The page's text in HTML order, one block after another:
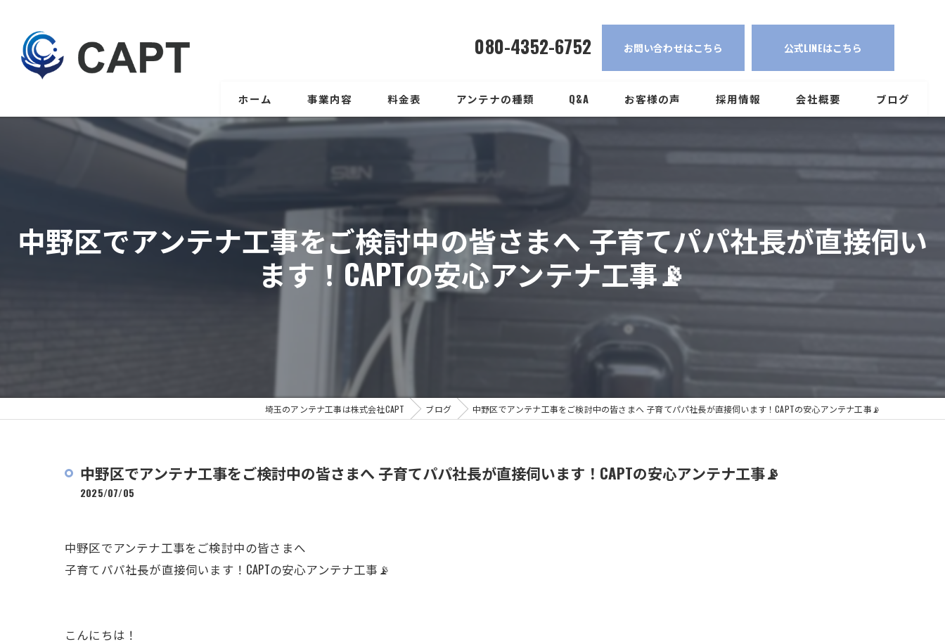
080-4352-6752 お問い合わせはこちら 公式LINEはこちら
ホーム 事業内容 料金表 アンテナの種類 Q&A お客様の声 採用情報 会社概要 ブログ
中野区でアンテナ工事をご検討中の皆さまへ 子育てパパ社長が直接伺い
ます！CAPTの安心アンテナ工事📡
埼玉のアンテナ工事は株式会社CAPT ブログ 中野区でアンテナ工事をご検討中の皆さまへ 子育てパパ社長が直接伺います！CAPTの安心アンテナ工事📡
中野区でアンテナ工事をご検討中の皆さまへ 子育てパパ社長が直接伺います！CAPTの安心アンテナ工事📡
2025/07/05
中野区でアンテナ工事をご検討中の皆さまへ
子育てパパ社長が直接伺います！CAPTの安心アンテナ工事📡
こんにちは！